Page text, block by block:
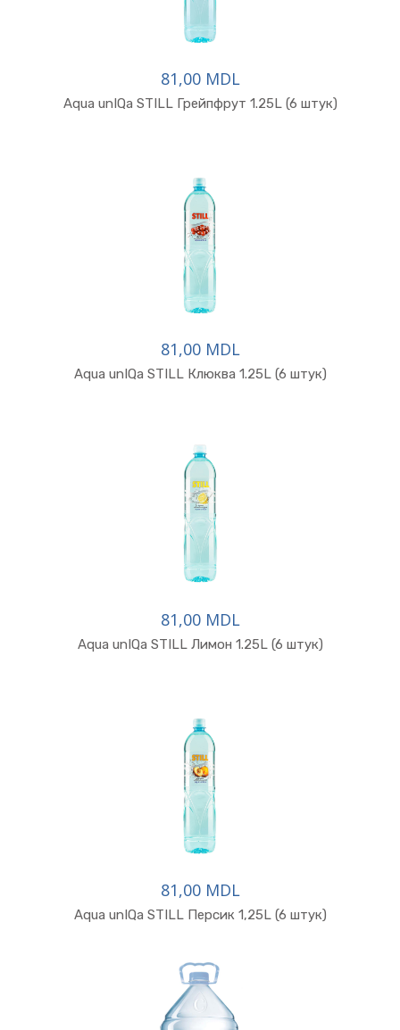
81,00 MDL
Aqua unIQa STILL Грейпфрут 1.25L (6 штук)
81,00 MDL
Aqua unIQa STILL Клюква 1.25L (6 штук)
81,00 MDL
Aqua unIQa STILL Лимон 1.25L (6 штук)
81,00 MDL
Aqua unIQa STILL Персик 1,25L (6 штук)